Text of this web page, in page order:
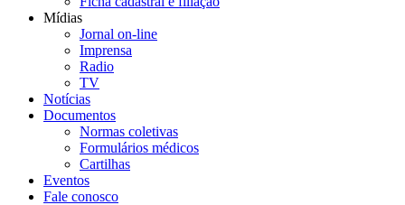
Mídias
Jornal on-line
Imprensa
Radio
TV
Notícias
Documentos
Normas coletivas
Formulários médicos
Cartilhas
Eventos
Fale conosco